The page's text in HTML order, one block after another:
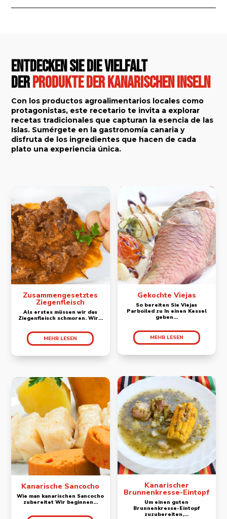
Entdecken Sie die Vielfalt
derProdukte der Kanarischen Inseln
Con los productos agroalimentarios locales como
protagonistas, este recetario te invita a explorar
recetas tradicionales que capturan la esencia de las
Islas. Sumérgete en la gastronomía canaria y
disfruta de los ingredientes que hacen de cada
plato una experiencia única.
Zusammengesetztes
Ziegenfleisch
Als erstes müssen wir das
Ziegenfleisch schmoren. Wir...
MEHR LESEN
Kanarische Sancocho
Wie man kanarischen Sancocho
zubereitet Wir beginnen...
Gekochte Viejas
So bereiten Sie Viejas
Parboiled zu In einen Kessel
geben...
MEHR LESEN
Kanarischer
Brunnenkresse-Eintopf
Um einen guten
Brunnenkresse-Eintopf
zuzubereiten,...